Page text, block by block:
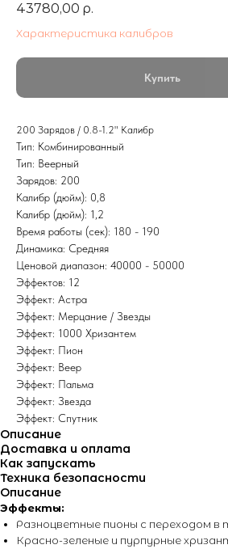
43780,00 р.
Характеристика калибров
Купить
200 Зарядов / 0.8-1.2" Калибр
Тип: Комбинированный
Тип: Веерный
Зарядов: 200
Калибр (дюйм): 0,8
Калибр (дюйм): 1,2
Время работы (сек): 180 - 190
Динамика: Средняя
Ценовой диапазон: 40000 - 50000
Эффектов: 12
Эффект: Астра
Эффект: Мерцание / Звезды
Эффект: 1000 Хризантем
Эффект: Пион
Эффект: Веер
Эффект: Пальма
Эффект: Звезда
Эффект: Спутник
Описание
Доставка и оплата
Как запускать
Техника безопасности
Описание
Эффекты:
Разноцветные пионы с переходом
Красно-зеленые и пурпурные